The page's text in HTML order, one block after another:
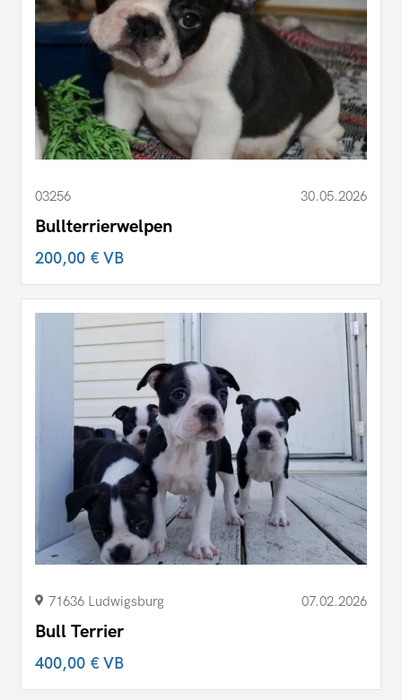
03256 30.05.2026
Bullterrierwelpen
200,00 €VB
71636 Ludwigsburg 07.02.2026
Bull Terrier
400,00 €VB